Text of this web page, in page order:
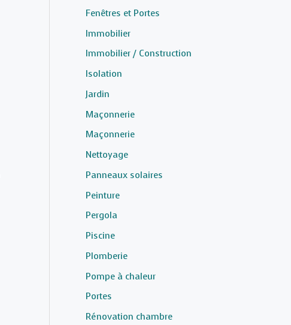
Fenêtres et Portes
Immobilier
Immobilier / Construction
Isolation
Jardin
Maçonnerie
Maçonnerie
Nettoyage
Panneaux solaires
Peinture
Pergola
Piscine
Plomberie
Pompe à chaleur
Portes
Rénovation chambre